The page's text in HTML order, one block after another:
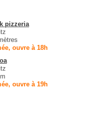
pizzeria
ouvre à 18h
ouvre à 19h